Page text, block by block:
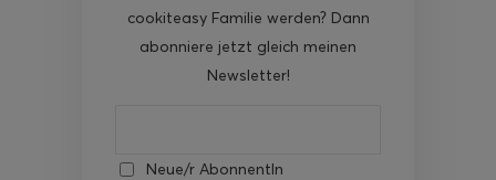
cookiteasy Familie werden? Dann
abonniere jetzt gleich meinen
Newsletter!
Neue/r AbonnentIn